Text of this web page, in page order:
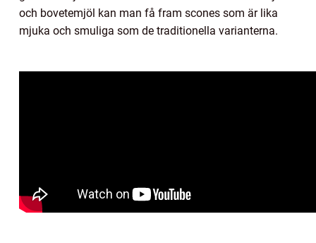
och bovetemjöl kan man få fram scones som är lika
mjuka och smuliga som de traditionella varianterna.